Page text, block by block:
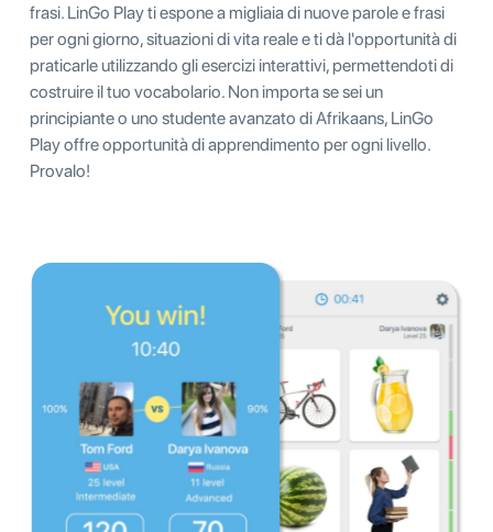
frasi. LinGo Play ti espone a migliaia di nuove parole e frasi
per ogni giorno, situazioni di vita reale e ti dà l'opportunità di
praticarle utilizzando gli esercizi interattivi, permettendoti di
costruire il tuo vocabolario. Non importa se sei un
principiante o uno studente avanzato di Afrikaans, LinGo
Play offre opportunità di apprendimento per ogni livello.
Provalo!